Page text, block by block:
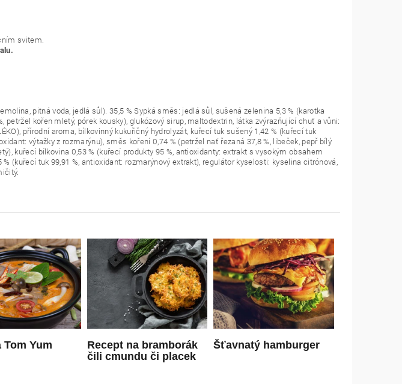
svitem.
pitná voda, jedlá sůl). 35,5 % Sypká směs: jedlá sůl, sušená zelenina 5,3 % (karotka
petržel kořen mletý, pórek kousky), glukózový sirup, maltodextrin, látka zvýrazňující chuť a vůni:
přírodní aroma, bílkovinný kukuřičný hydrolyzát, kuřecí tuk sušený 1,42 % (kuřecí tuk
výtažky z rozmarýnu), směs koření 0,74 % (petržel nať řezaná 37,8 %, libeček, pepř bílý
kuřecí bílkovina 0,53 % (kuřecí produkty 95 %, antioxidanty: extrakt s vysokým obsahem
(kuřecí tuk 99,91 %, antioxidant: rozmarýnový extrakt), regulátor kyselosti: kyselina citrónová,
Tom Yum
Recept na bramborák
čili cmundu či placek
Šťavnatý hamburger